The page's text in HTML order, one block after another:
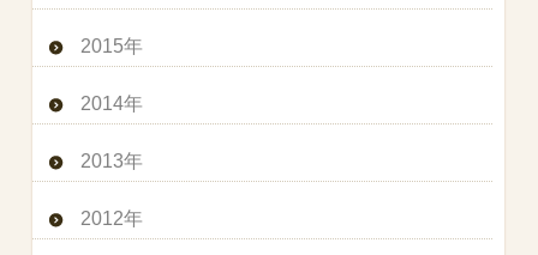
2015年
2014年
2013年
2012年